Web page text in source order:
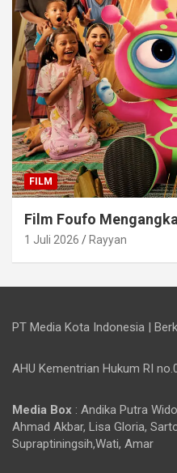
FILM
Film Foufo
1 Juli 2026 Rayyan
PT Media Kota Indonesia |
AHU Kementrian Hukum RI
Media Box : Andika Putra
Ahmad Akbar, Lisa Gloria,
Supraptiningsih,Wati, Amar